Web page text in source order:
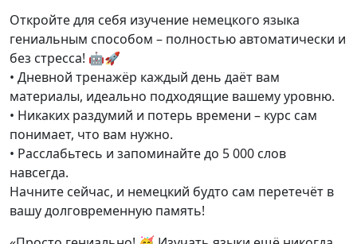
Откройте для себя изучение немецкого языка
гениальным способом – полностью автоматически и
без стресса! 🤖🚀
• Дневной тренажёр каждый день даёт вам
материалы, идеально подходящие вашему уровню.
• Никаких раздумий и потерь времени – курс сам
понимает, что вам нужно.
• Расслабьтесь и запоминайте до 5 000 слов
навсегда.
Начните сейчас, и немецкий будто сам перетечёт в
вашу долговременную память!